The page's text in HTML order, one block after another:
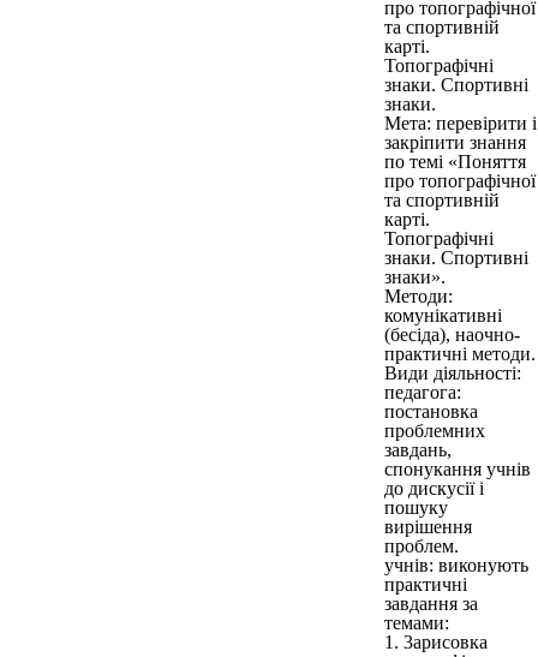
про топографічної
та спортивній
карті.
Топографічні
знаки. Спортивні
знаки.
Мета: перевірити і
закріпити знання
по темі «Поняття
про топографічної
та спортивній
карті.
Топографічні
знаки. Спортивні
знаки».
Методи:
комунікативні
(бесіда), наочно-
практичні методи.
Види діяльності:
педагога:
постановка
проблемних
завдань,
спонукання учнів
до дискусії і
пошуку
вирішення
проблем.
учнів: виконують
практичні
завдання за
темами:
1. 3арисовка